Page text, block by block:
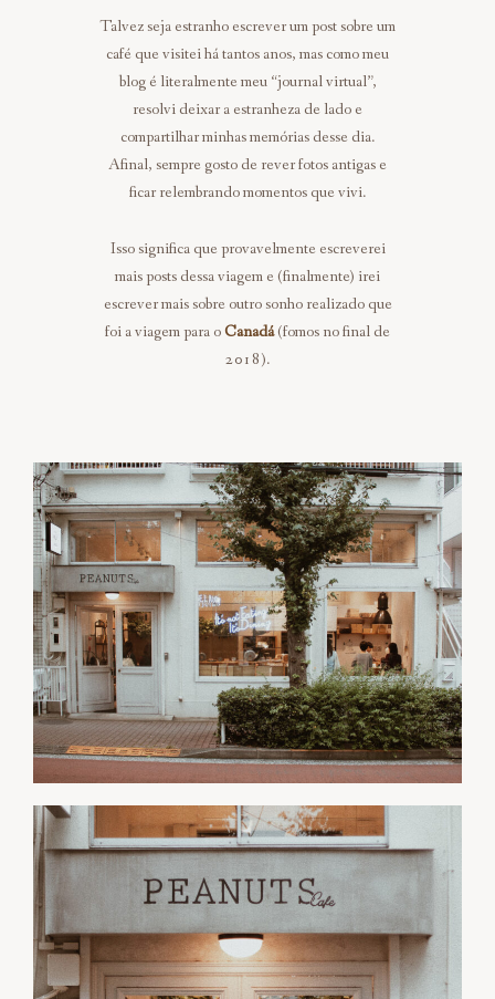
Talvez seja estranho escrever um post sobre um
café que visitei há tantos anos, mas como meu
blog é literalmente meu “journal virtual”,
resolvi deixar a estranheza de lado e
compartilhar minhas memórias desse dia.
Afinal, sempre gosto de rever fotos antigas e
ficar relembrando momentos que vivi.
Isso significa que provavelmente escreverei
mais posts dessa viagem e (finalmente) irei
escrever mais sobre outro sonho realizado que
foi a viagem para oCanadá(fomos no final de
2018).